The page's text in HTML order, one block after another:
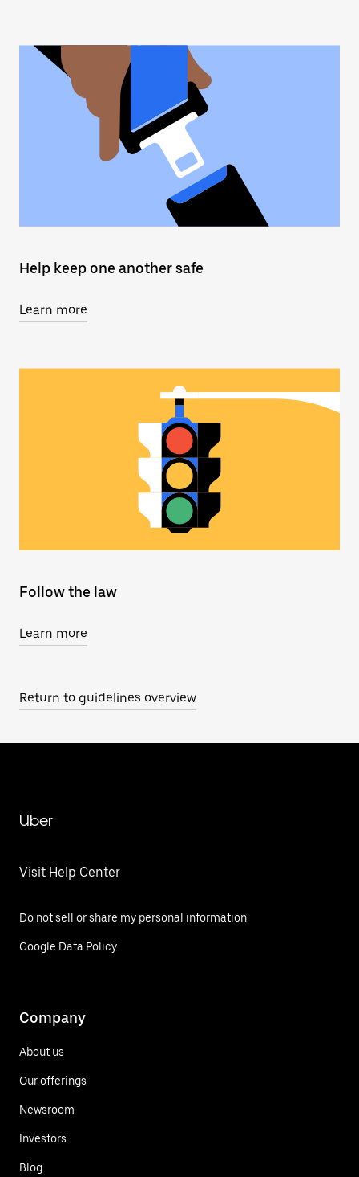
Help keep one another safe
Learn more
Follow the law
Learn more
Return to guidelines overview
Uber
Visit Help Center
Do not sell or share my personal information
Google Data Policy
Company
About us
Our offerings
Newsroom
Investors
Blog